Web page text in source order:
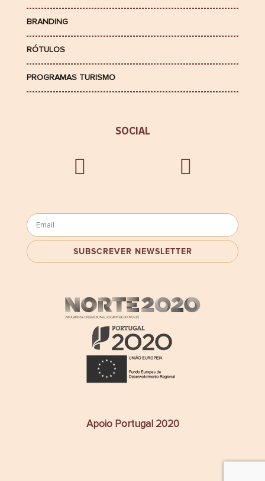
BRANDING
RÓTULOS
PROGRAMAS TURISMO
SOCIAL
Apoio Portugal 2020